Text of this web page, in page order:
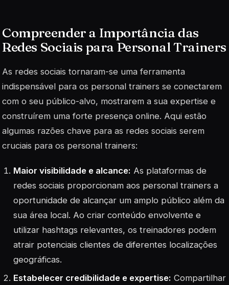
Compreender a Importância das
Redes Sociais para Personal Trainers
As redes sociais tornaram-se uma ferramenta
indispensável para os personal trainers se conectarem
com o seu público-alvo, mostrarem a sua expertise e
construírem uma forte presença online. Aqui estão
algumas razões chave para as redes sociais serem
cruciais para os personal trainers:
Maior visibilidade e alcance: As plataformas de
redes sociais proporcionam aos personal trainers a
oportunidade de alcançar um amplo público além da
sua área local. Ao criar conteúdo envolvente e
utilizar hashtags relevantes, os treinadores podem
atrair potenciais clientes de diferentes localizações
geográficas.
Estabelecer credibilidade e expertise: Compartilhar